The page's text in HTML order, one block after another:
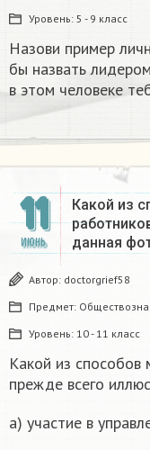
Уровень: 5 - 9 класс
Назови пример
бы назвать
в этом человеке
11
ИЮНЬ
Какой из
данная
Автор: doctorgrief58
Предмет:
Уровень: 10 - 11 класс
Какой из
прежде всего
а) участие в